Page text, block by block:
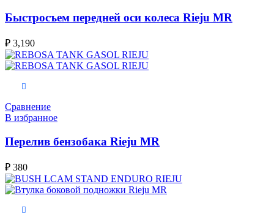
Быстросъем передней оси колеса Rieju MR
₽ 3,190
Сравнение
В избранное
Перелив бензобака Rieju MR
₽ 380